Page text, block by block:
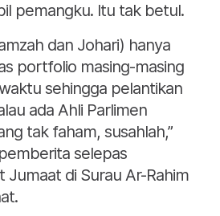
pemangku. Itu tak betul.
dan Johari) hanya
portfolio masing-masing
sehingga pelantikan
ada Ahli Parlimen
tak faham, susahlah,”
selepas
Jumaat di Surau Ar-Rahim